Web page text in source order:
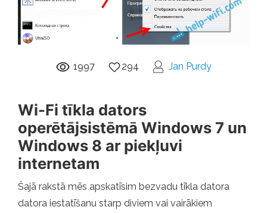
1997 294 Jan Purdy
Wi-Fi tīkla dators
operētājsistēmā Windows 7 un
Windows 8 ar piekļuvi
internetam
Šajā rakstā mēs apskatīsim bezvadu tīkla datora
datora iestatīšanu starp diviem vai vairākiem